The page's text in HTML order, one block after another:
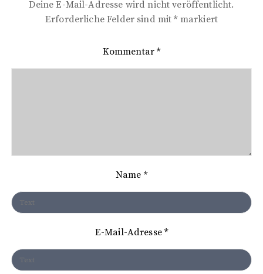
g
i
a
o
Deine E-Mail-Adresse wird nicht veröffentlicht.
Erforderliche Felder sind mit*markiert
Kommentar*
Name *
E-Mail-Adresse*